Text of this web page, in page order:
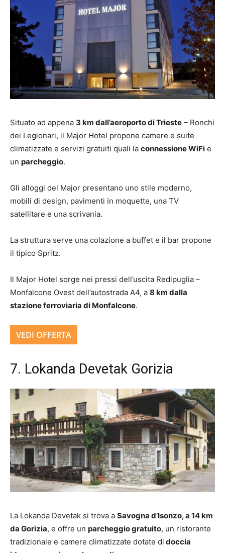
Situato ad appena 3 km dall’aeroporto di Trieste – Ronchi
dei Legionari, il Major Hotel propone camere e suite
climatizzate e servizi gratuiti quali la connessione WiFi e
un parcheggio.
Gli alloggi del Major presentano uno stile moderno,
mobili di design, pavimenti in moquette, una TV
satellitare e una scrivania.
La struttura serve una colazione a buffet e il bar propone
il tipico Spritz.
Il Major Hotel sorge nei pressi dell’uscita Redipuglia –
Monfalcone Ovest dell’autostrada A4, a 8 km dalla
stazione ferroviaria di Monfalcone.
VEDI OFFERTA
7. Lokanda Devetak Gorizia
La Lokanda Devetak si trova a Savogna d’Isonzo, a 14 km
da Gorizia, e offre un parcheggio gratuito, un ristorante
tradizionale e camere climatizzate dotate di doccia